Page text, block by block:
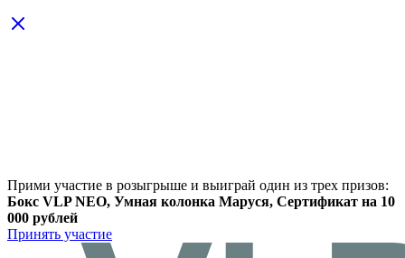
Прими участие в розыгрыше и выиграй один из трех призов:
Бокс VLP NEO, Умная колонка Маруся, Сертификат на 10
000 рублей
Принять участие